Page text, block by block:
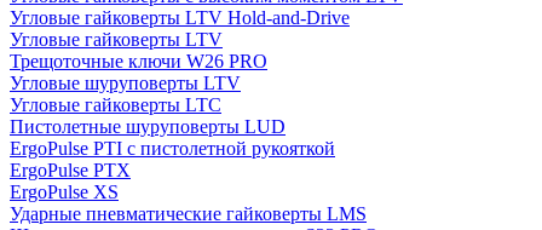
Угловые гайковерты LTV Hold-and-Drive
Угловые гайковерты LTV
Трещоточные ключи W26 PRO
Угловые шуруповерты LTV
Угловые гайковерты LTC
Пистолетные шуруповерты LUD
ErgoPulse PTI с пистолетной рукояткой
ErgoPulse PTX
ErgoPulse XS
Ударные пневматические гайковерты LMS